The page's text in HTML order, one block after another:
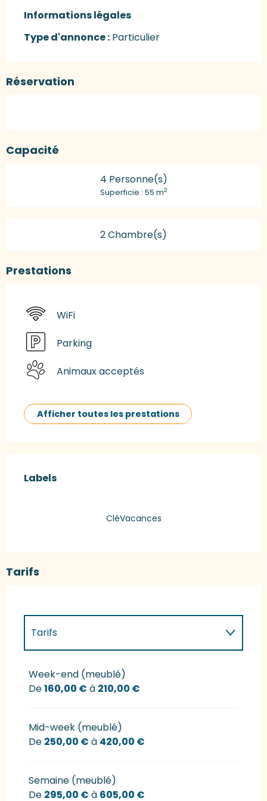
Informations légales
Informations légales
Type d'annonce : Particulier
Réservation
Capacité
4 Personne(s)
Superficie : 55 m2
2 Chambre(s)
Prestations
WiFi
Parking
Animaux acceptés
Afficher toutes les prestations
Labels
Labels
CléVacances
Tarifs
Tarifs
Tarifs 2027
Week-end (meublé)
De160,00 € à 210,00 €
Mid-week (meublé)
De 250,00 € à 420,00 €
Semaine (meublé)
De 295,00 € à 605,00 €